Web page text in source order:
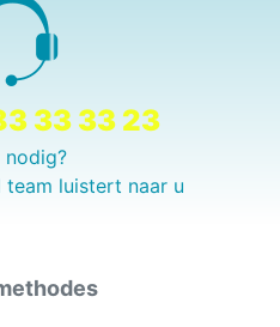
33 33 23
nodig?
team luistert naar u